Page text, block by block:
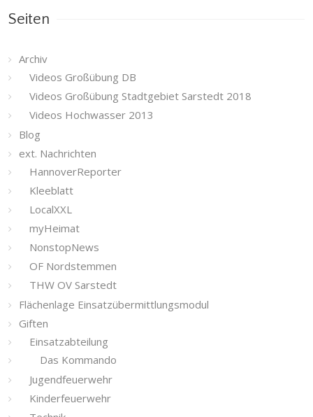
Seiten
Archiv
Videos Großübung DB
Videos Großübung Stadtgebiet Sarstedt 2018
Videos Hochwasser 2013
Blog
ext. Nachrichten
HannoverReporter
Kleeblatt
LocalXXL
myHeimat
NonstopNews
OF Nordstemmen
THW OV Sarstedt
Flächenlage Einsatzübermittlungsmodul
Giften
Einsatzabteilung
Das Kommando
Jugendfeuerwehr
Kinderfeuerwehr